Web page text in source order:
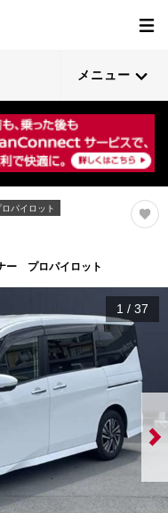
メニュー
ロパイロット
ー プロパイロット
1 / 37